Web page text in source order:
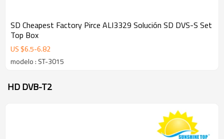
SD Cheapest Factory Pirce ALI3329 Solución SD DVS-S Set
Top Box
US $6.5-6.82
modelo : ST-3015
HD DVB-T2